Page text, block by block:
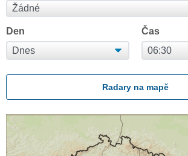
Den Čas
Radary na mapě